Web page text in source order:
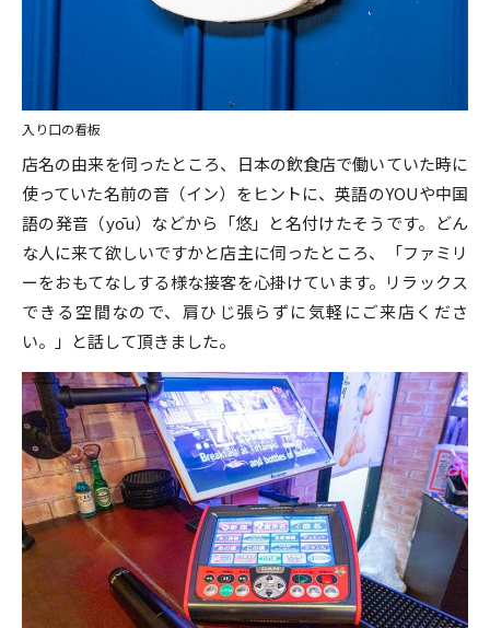
入り口の看板
店名の由来を伺ったところ、日本の飲食店で働いていた時に
使っていた名前の音（イン）をヒントに、英語のYOUや中国
語の発音（yōu）などから「悠」と名付けたそうです。どん
な人に来て欲しいですかと店主に伺ったところ、「ファミリ
ーをおもてなしする様な接客を心掛けています。リラックス
できる空間なので、肩ひじ張らずに気軽にご来店くださ
い。」と話して頂きました。